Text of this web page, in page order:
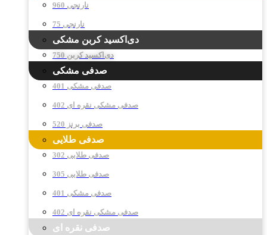
نارنجی 960
نارنجی 75
دی‌اکسید کربن مشکی
دی‌اکسید کربن 750
صدفی مشکی
صدفی مشکی 401
صدفی مشکی نقره ای 402
صدفی برنز 520
صدفی طلایی
صدفی طلایی 302
صدفی طلایی 305
صدفی مشکی 401
صدفی مشکی نقره ای 402
صدفی نقره ای